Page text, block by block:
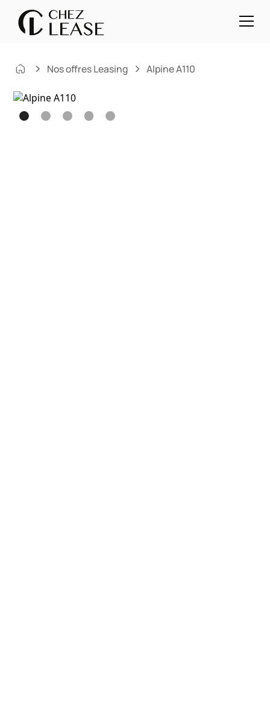
Nos offres Leasing Alpine A110